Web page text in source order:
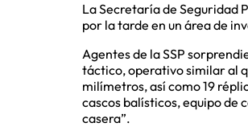
La Secretaría de Seguridad
por la tarde en un área de
Agentes de la SSP
táctico, operativo similar al
milímetros, así como 19
cascos balísticos, equipo de
casera”.